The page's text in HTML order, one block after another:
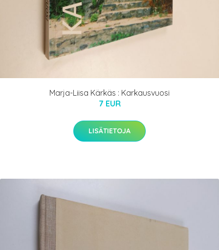
Marja-Liisa Kärkäs : Karkausvuosi
7 EUR
LISÄTIETOJA